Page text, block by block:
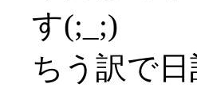
す(;_;)
ちう訳で